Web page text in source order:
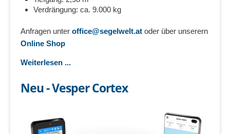
Verdrängung: ca. 9.000 kg
Anfragen unter office@segelwelt.at oder über unserern
Online Shop
Weiterlesen ...
Neu - Vesper Cortex